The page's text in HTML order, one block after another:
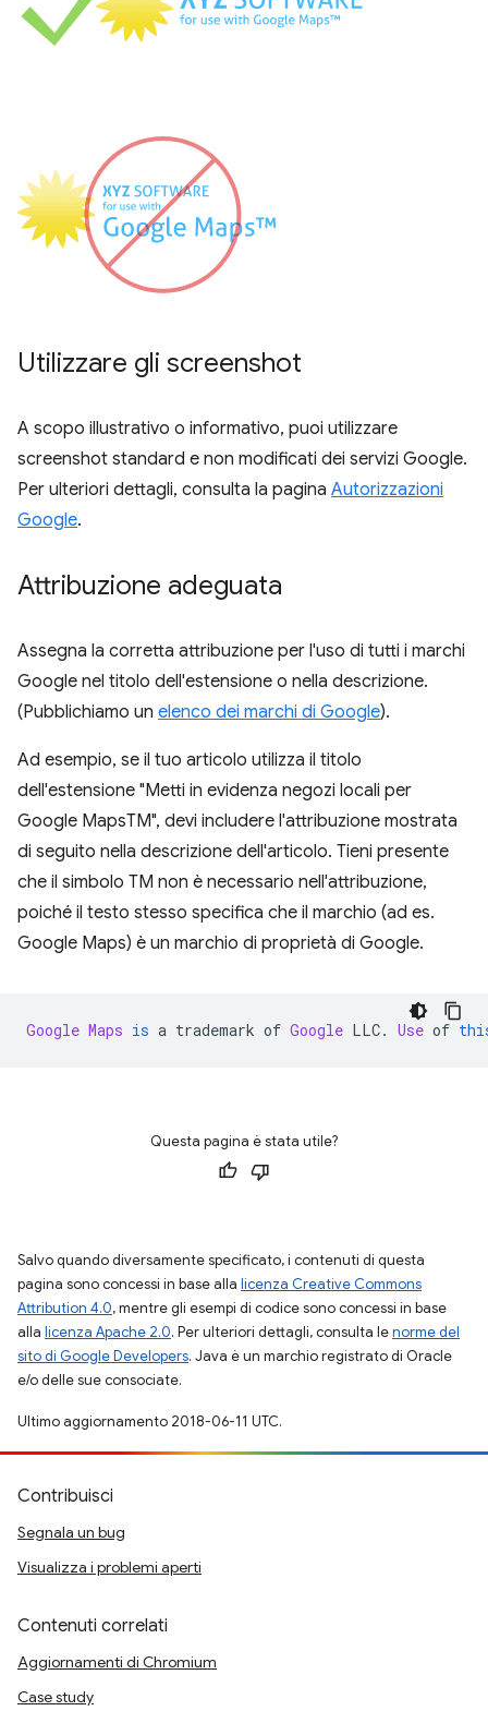
Utilizzare gli screenshot
A scopo illustrativo o informativo, puoi utilizzare
screenshot standard e non modificati dei servizi Google.
Per ulteriori dettagli, consulta la pagina Autorizzazioni
Google.
Attribuzione adeguata
Assegna la corretta attribuzione per l'uso di tutti i marchi
Google nel titolo dell'estensione o nella descrizione.
(Pubblichiamo un elenco dei marchi di Google).
Ad esempio, se il tuo articolo utilizza il titolo
dell'estensione "Metti in evidenza negozi locali per
Google MapsTM", devi includere l'attribuzione mostrata
di seguito nella descrizione dell'articolo. Tieni presente
che il simbolo TM non è necessario nell'attribuzione,
poiché il testo stesso specifica che il marchio (ad es.
Google Maps) è un marchio di proprietà di Google.
Google Maps is a trademark of Google LLC. Use of
Questa pagina è stata utile?
Salvo quando diversamente specificato, i contenuti di questa
pagina sono concessi in base alla licenza Creative Commons
Attribution 4.0, mentre gli esempi di codice sono concessi in base
alla licenza Apache 2.0. Per ulteriori dettagli, consulta lenorme del
sito di Google Developers. Java è un marchio registrato di Oracle
e/o delle sue consociate.
Ultimo aggiornamento 2018-06-11 UTC.
Contribuisci
Segnala un bug
Visualizza i problemi aperti
Contenuti correlati
Aggiornamenti di Chromium
Case study